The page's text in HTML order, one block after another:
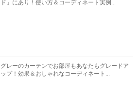
ド」にあり！使い方＆コーディネート実例...
グレーのカーテンでお部屋もあなたもグレードア
ップ！効果＆おしゃれなコーディネート...